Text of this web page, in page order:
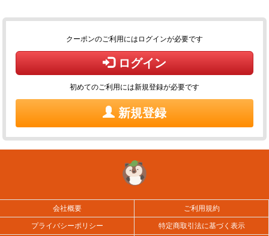
クーポンのご利用にはログインが必要です
ログイン
初めてのご利用には新規登録が必要です
新規登録
会社概要 ご利用規約
プライバシーポリシー 特定商取引法に基づく表示